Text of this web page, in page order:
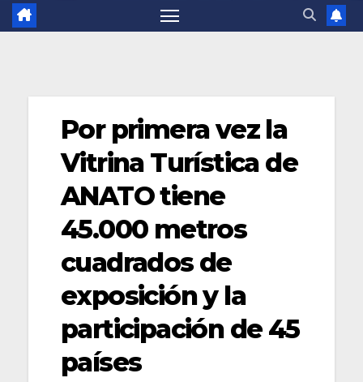
Por primera vez la
Vitrina Turística de
ANATO tiene
45.000 metros
cuadrados de
exposición y la
participación de 45
países